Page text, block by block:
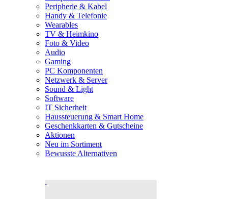
Peripherie & Kabel
Handy & Telefonie
Wearables
TV & Heimkino
Foto & Video
Audio
Gaming
PC Komponenten
Netzwerk & Server
Sound & Light
Software
IT Sicherheit
Haussteuerung & Smart Home
Geschenkkarten & Gutscheine
Aktionen
Neu im Sortiment
Bewusste Alternativen